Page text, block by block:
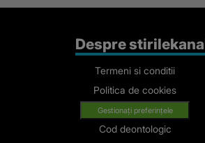
Despre
Termeni si conditii
Politica de cookies
Gestionați preferințele
Cod deontologic